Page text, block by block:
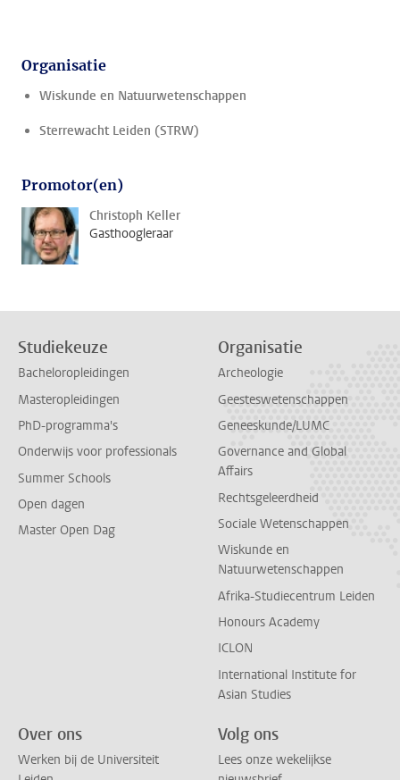
Organisatie
Wiskunde en Natuurwetenschappen
Sterrewacht Leiden (STRW)
Promotor(en)
Christoph Keller
Gasthoogleraar
Studiekeuze
Bacheloropleidingen
Masteropleidingen
PhD-programma's
Onderwijs voor professionals
Summer Schools
Open dagen
Master Open Dag
Organisatie
Archeologie
Geesteswetenschappen
Geneeskunde/LUMC
Governance and Global
Affairs
Rechtsgeleerdheid
Sociale Wetenschappen
Wiskunde en
Natuurwetenschappen
Afrika-Studiecentrum Leiden
Honours Academy
ICLON
International Institute for
Asian Studies
Over ons
Werken bij de Universiteit
Volg ons
Lees onze wekelijkse